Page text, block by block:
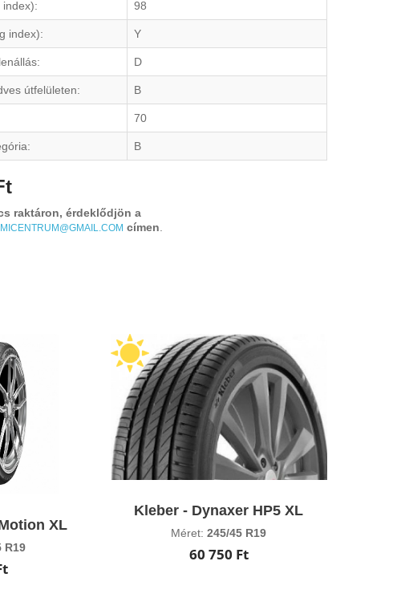
index): 98
index): Y
D
útfelületen: B
70
B
raktáron, érdeklődjön a
címen
XL
R19
Kleber - Dynaxer HP5 XL
Méret:245/45 R19
60 750 Ft